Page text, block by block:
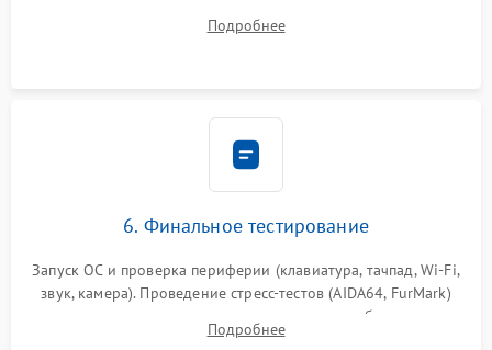
шлейфов, модулей памяти и накопителей. Предварительная
Подробнее
6. Финальное тестирование
Запуск ОС и проверка периферии (клавиатура, тачпад, Wi-Fi,
звук, камера). Проведение стресс-тестов (AIDA64, FurMark)
для контроля температурного режима и стабильности
системы под пиковой нагрузкой.
Подробнее